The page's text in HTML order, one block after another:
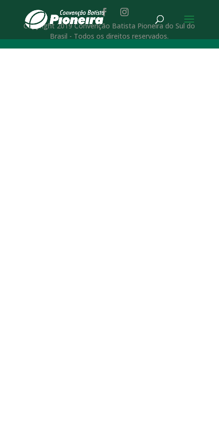
Copyright 2019 Convenção Batista Pioneira do Sul do
Brasil - Todos os direitos reservados.